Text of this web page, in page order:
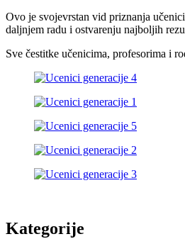
Ovo je svojevrstan vid priznanja
daljnjem radu i ostvarenju najboljih
Sve čestitke učenicima, profesorima i
Kategorije